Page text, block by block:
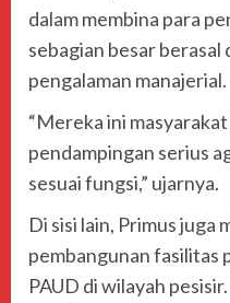
dalam membina para
sebagian besar berasal
pengalaman manajerial.
“Mereka ini
pendampingan serius
sesuai fungsi,” ujarnya.
Di sisi lain, Primus juga
pembangunan fasilitas
PAUD di wilayah